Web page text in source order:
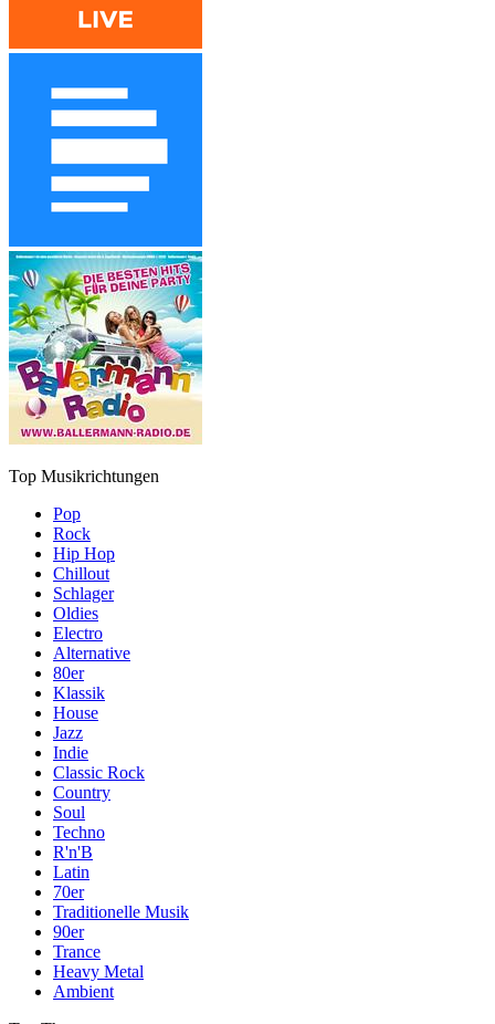
Top Musikrichtungen
Pop
Rock
Hip Hop
Chillout
Schlager
Oldies
Electro
Alternative
80er
Klassik
House
Jazz
Indie
Classic Rock
Country
Soul
Techno
R'n'B
Latin
70er
Traditionelle Musik
90er
Trance
Heavy Metal
Ambient